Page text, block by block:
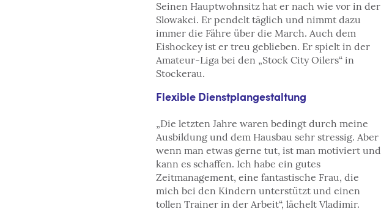
Seinen Hauptwohnsitz hat er nach wie vor in der
Slowakei. Er pendelt täglich und nimmt dazu
immer die Fähre über die March. Auch dem
Eishockey ist er treu geblieben. Er spielt in der
Amateur-Liga bei den „Stock City Oilers“ in
Stockerau.
Flexible Dienstplangestaltung
„Die letzten Jahre waren bedingt durch meine
Ausbildung und dem Hausbau sehr stressig. Aber
wenn man etwas gerne tut, ist man motiviert und
kann es schaffen. Ich habe ein gutes
Zeitmanagement, eine fantastische Frau, die
mich bei den Kindern unterstützt und einen
tollen Trainer in der Arbeit“, lächelt Vladimir.